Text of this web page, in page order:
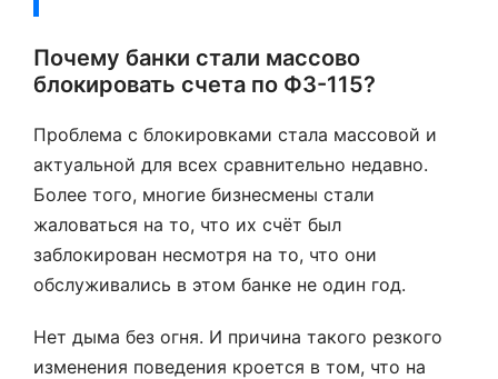
Почему банки стали массово
блокировать счета по ФЗ-115?
Проблема с блокировками стала массовой и
актуальной для всех сравнительно недавно.
Более того, многие бизнесмены стали
жаловаться на то, что их счёт был
заблокирован несмотря на то, что они
обслуживались в этом банке не один год.
Нет дыма без огня. И причина такого резкого
изменения поведения кроется в том, что на